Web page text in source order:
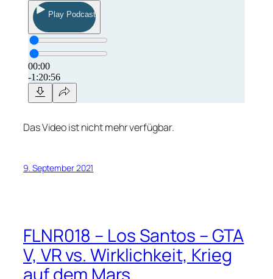
Das Video ist nicht mehr verfügbar.
9. September 2021
FLNR018 – Los Santos – GTA
V, VR vs. Wirklichkeit, Krieg